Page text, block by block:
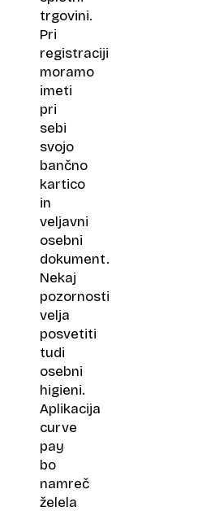
trgovini.
Pri
registraciji
moramo
imeti
pri
sebi
svojo
bančno
kartico
in
veljavni
osebni
dokument.
Nekaj
pozornosti
velja
posvetiti
tudi
osebni
higieni.
Aplikacija
curve
pay
bo
namreč
želela